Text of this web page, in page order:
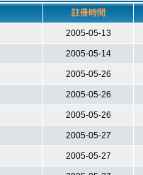
註冊時間
2005-05-13
2005-05-14
2005-05-26
2005-05-26
2005-05-26
2005-05-27
2005-05-27